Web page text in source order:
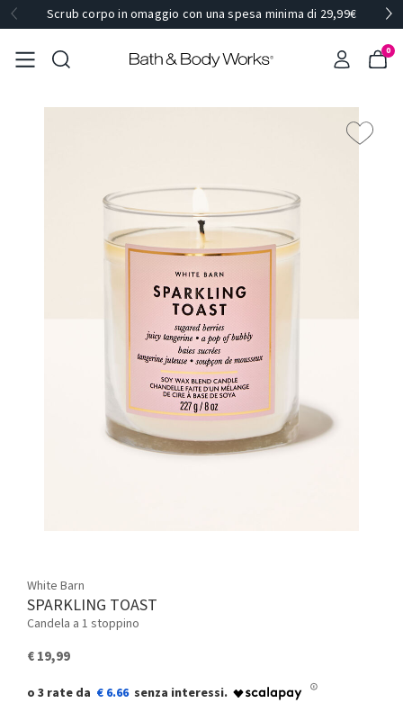
Scrub corpo in omaggio con una spesa minima di 29,99€
0
White Barn
SPARKLING TOAST
Candela a 1 stoppino
€ 19,99
€ 6.66